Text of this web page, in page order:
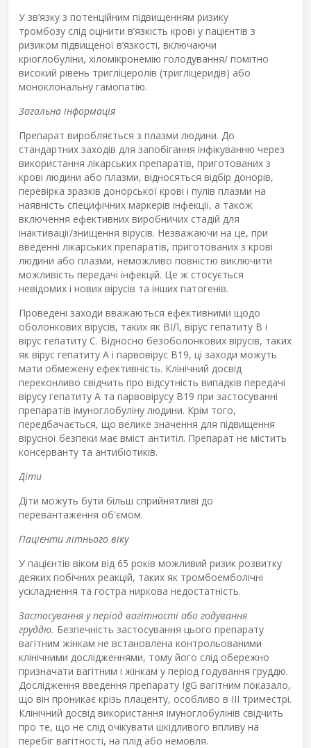
У зв’язку з потенційним підвищенням ризику
тромбозу слід оцінити в’язкість крові у пацієнтів з
ризиком підвищеної в’язкості, включаючи
кріоглобуліни, хіломікронемію голодування/ помітно
високий рівень тригліцеролів (тригліцеридів) або
моноклональну гамопатію.
Загальна інформація
Препарат виробляється з плазми людини. До
стандартних заходів для запобігання інфікуванню через
використання лікарських препаратів, приготованих з
крові людини або плазми, відносяться відбір донорів,
перевірка зразків донорської крові і пулів плазми на
наявність специфічних маркерів інфекції, а також
включення ефективних виробничих стадій для
інактивації/знищення вірусів. Незважаючи на це, при
введенні лікарських препаратів, приготованих з крові
людини або плазми, неможливо повністю виключити
можливість передачі інфекцій. Це ж стосується
невідомих і нових вірусів та інших патогенів.
Проведені заходи вважаються ефективними щодо
оболонкових вірусів, таких як ВІЛ, вірус гепатиту В і
вірус гепатиту С. Відносно безоболонкових вірусів, таких
як вірус гепатиту А і парвовірус В19, ці заходи можуть
мати обмежену ефективність. Клінічний досвід
переконливо свідчить про відсутність випадків передачі
вірусу гепатиту А та парвовірусу В19 при застосуванні
препаратів імуноглобуліну людини. Крім того,
передбачається, що велике значення для підвищення
вірусної безпеки має вміст антитіл. Препарат не містить
консерванту та антибіотиків.
Діти
Діти можуть бути більш сприйнятливі до
перевантаження об'ємом.
Пацієнти літнього віку
У пацієнтів віком від 65 років можливий ризик розвитку
деяких побічних реакцій, таких як тромбоемболічні
ускладнення та гостра ниркова недостатність.
Застосування у період вагітності або годування
груддю. Безпечність застосування цього препарату
вагітним жінкам не встановлена контрольованими
клінічними дослідженнями, тому його слід обережно
призначати вагітним і жінкам у період годування груддю.
Дослідження введення препарату IgG вагітним показало,
що він проникає крізь плаценту, особливо в ІІІ триместрі.
Клінічний досвід використання імуноглобулінів свідчить
про те, що не слід очікувати шкідливого впливу на
перебіг вагітності, на плід або немовля.